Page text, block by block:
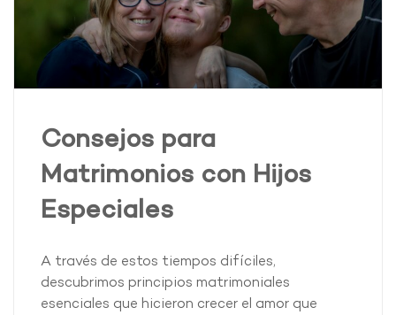
Consejos para
Matrimonios con Hijos
Especiales
A través de estos tiempos difíciles,
descubrimos principios matrimoniales
esenciales que hicieron crecer el amor que